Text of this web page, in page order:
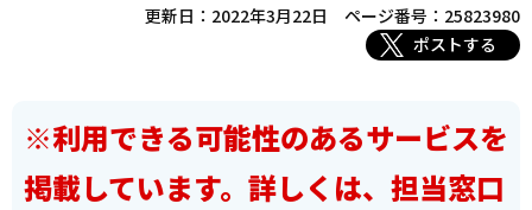
更新日：2022年3月22日
ページ番号：25823980
ポストする
※利用できる可能性のあるサービスを
掲載しています。詳しくは、担当窓口